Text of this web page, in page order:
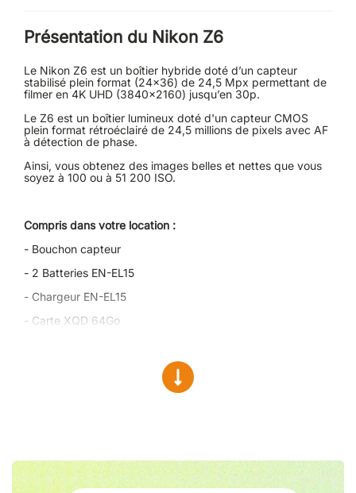
Présentation du Nikon Z6
Le Nikon Z6 est un boîtier hybride doté d’un capteur
stabilisé plein format (24x36) de 24,5 Mpx permettant de
filmer en 4K UHD (3840x2160) jusqu’en 30p.
Le Z6 est un boîtier lumineux doté d'un capteur CMOS
plein format rétroéclairé de 24,5 millions de pixels avec AF
à détection de phase.
Ainsi, vous obtenez des images belles et nettes que vous
soyez à 100 ou à 51 200 ISO.
Compris dans votre location :
- Bouchon capteur
- 2 Batteries EN-EL15
- Chargeur EN-EL15
- Carte XQD 64Go
accessibles.
Ses menus sont simples et clairs, ils permettent d’accéder